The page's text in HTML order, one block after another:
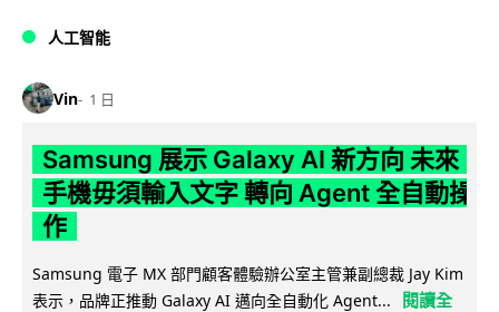
人工智能
Vin 1 日
Samsung 展示 Galaxy AI 新方向 未來
手機毋須輸入文字 轉向 Agent 全自動操
作
Samsung 電子 MX 部門顧客體驗辦公室主管兼副總裁 Jay Kim
表示，品牌正推動 Galaxy AI 邁向全自動化 Agent...
閱讀全